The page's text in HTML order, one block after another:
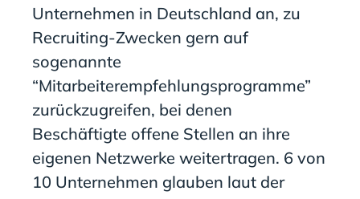
Unternehmen in Deutschland an, zu
Recruiting-Zwecken gern auf
sogenannte
“Mitarbeiterempfehlungsprogramme”
zurückzugreifen, bei denen
Beschäftigte offene Stellen an ihre
eigenen Netzwerke weitertragen. 6 von
10 Unternehmen glauben laut der